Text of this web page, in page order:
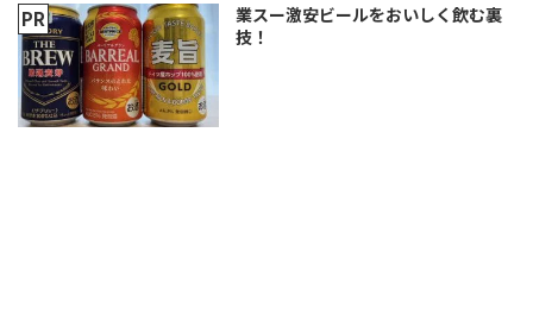
業スー激安ビールをおいしく飲む裏
技！